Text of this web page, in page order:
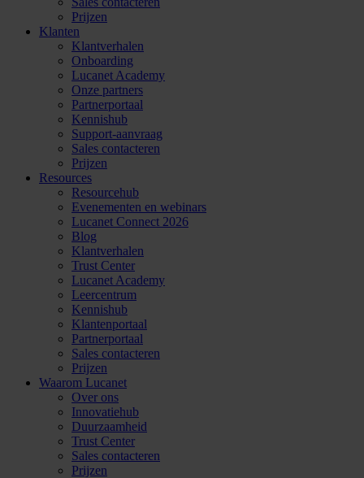
Prijzen
Klanten
Klantverhalen
Onboarding
Lucanet Academy
Onze partners
Partnerportaal
Kennishub
Support-aanvraag
Sales contacteren
Prijzen
Resources
Resourcehub
Evenementen en webinars
Lucanet Connect 2026
Blog
Klantverhalen
Trust Center
Lucanet Academy
Leercentrum
Kennishub
Klantenportaal
Partnerportaal
Sales contacteren
Prijzen
Waarom Lucanet
Over ons
Innovatiehub
Duurzaamheid
Trust Center
Sales contacteren
Prijzen